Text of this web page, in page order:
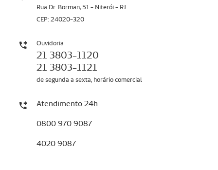
Rua Dr. Borman, 51 - Niterói - RJ
CEP: 24020-320
Ouvidoria
21 3803-1120
21 3803-1121
de segunda a sexta, horário comercial
Atendimento 24h
0800 970 9087
4020 9087